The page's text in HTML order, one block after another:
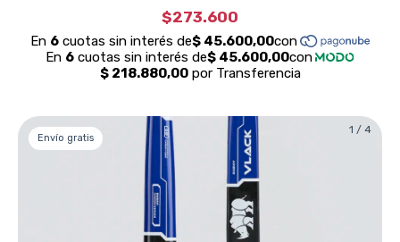
$273.600
1 / 4
Envío gratis